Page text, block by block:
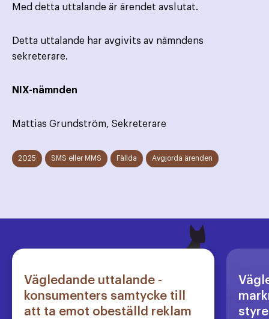
Med detta uttalande är ärendet avslutat.
Detta uttalande har avgivits av nämndens
sekreterare.
NIX-nämnden
Mattias Grundström, Sekreterare
2025 SMS eller MMS Fällda Avgjorda ärenden
Vägledande uttalande -
konsumenters samtycke till
att ta emot obeställd reklam